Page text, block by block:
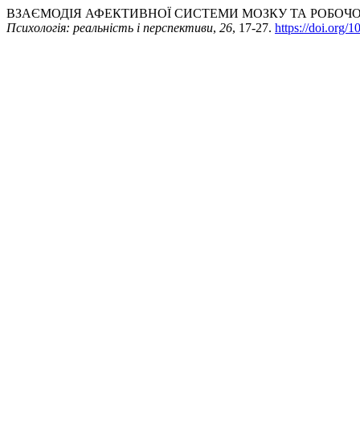
ВЗАЄМОДІЯ АФЕКТИВНОЇ СИСТЕМИ МОЗКУ ТА
Психологія: реальність і перспективи, 26, 17-27. https://doi.org/